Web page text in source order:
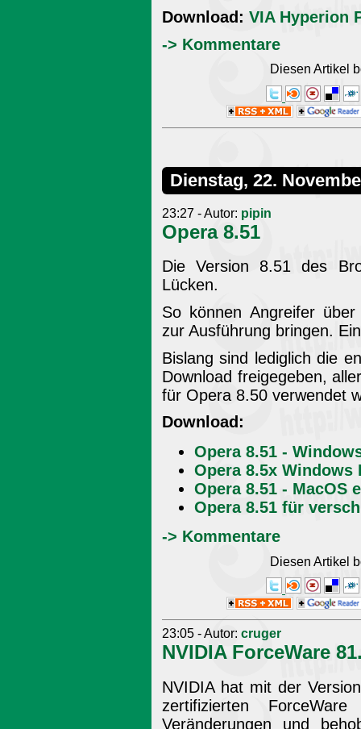
Download: VIA Hyperion
-> Kommentare
Diesen Artikel
Dienstag, 22.
23:27 - Autor: pipin
Opera 8.51
Die Version 8.51 des
Lücken.
So können Angreifer
zur Ausführung bringen.
Bislang sind lediglich die
Download freigegeben,
für Opera 8.50 verwendet
Download:
Opera 8.51 -
Opera 8.5x Windows
Opera 8.51 - MacOS
Opera 8.51 für
-> Kommentare
Diesen Artikel
23:05 - Autor: cruger
NVIDIA ForceWare
NVIDIA hat mit der
zertifizierten
Veränderungen und